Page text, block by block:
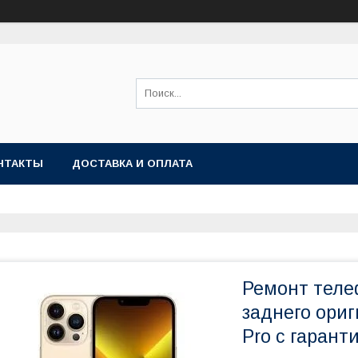
ДОСТАВКА И ОПЛАТА
Ремонт
заднего
Pro с